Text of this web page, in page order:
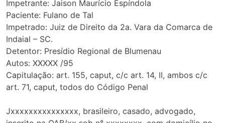
Impetrante: Jaison Maurício Espíndola
Paciente: Fulano de Tal
Impetrado: Juiz de Direito da 2a. Vara da Comarca de
Indaial – SC.
Detentor: Presídio Regional de Blumenau
Autos: XXXXX /95
Capitulação: art. 155, caput, c/c art. 14, II, ambos c/c
art. 71, caput, todos do Código Penal
Jxxxxxxxxxxxxxxx, brasileiro, casado, advogado,